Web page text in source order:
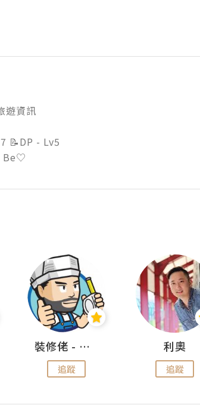
遊資訊
📝DP - Lv5
裝修佬 - 香港一站式網上裝修平台
追蹤
利奧
追蹤